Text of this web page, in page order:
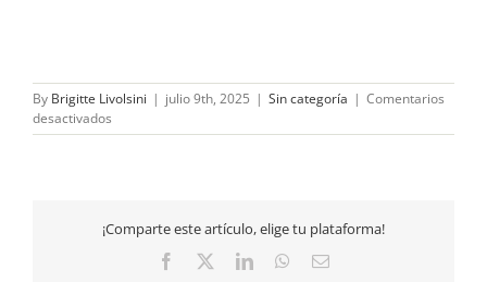
By Brigitte Livolsini | julio 9th, 2025 | Sin categoría | Comentarios
desactivados
Amiga
habla
¡Comparte este artículo, elige tu plataforma!
Facebook LinkedInWhatsApp
Email